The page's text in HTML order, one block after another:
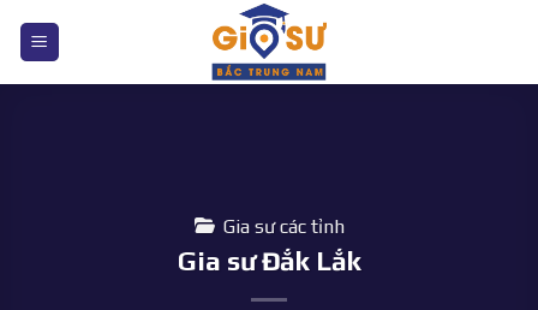
nội
Gia sư các tỉnh
Gia sư Đắk Lắk